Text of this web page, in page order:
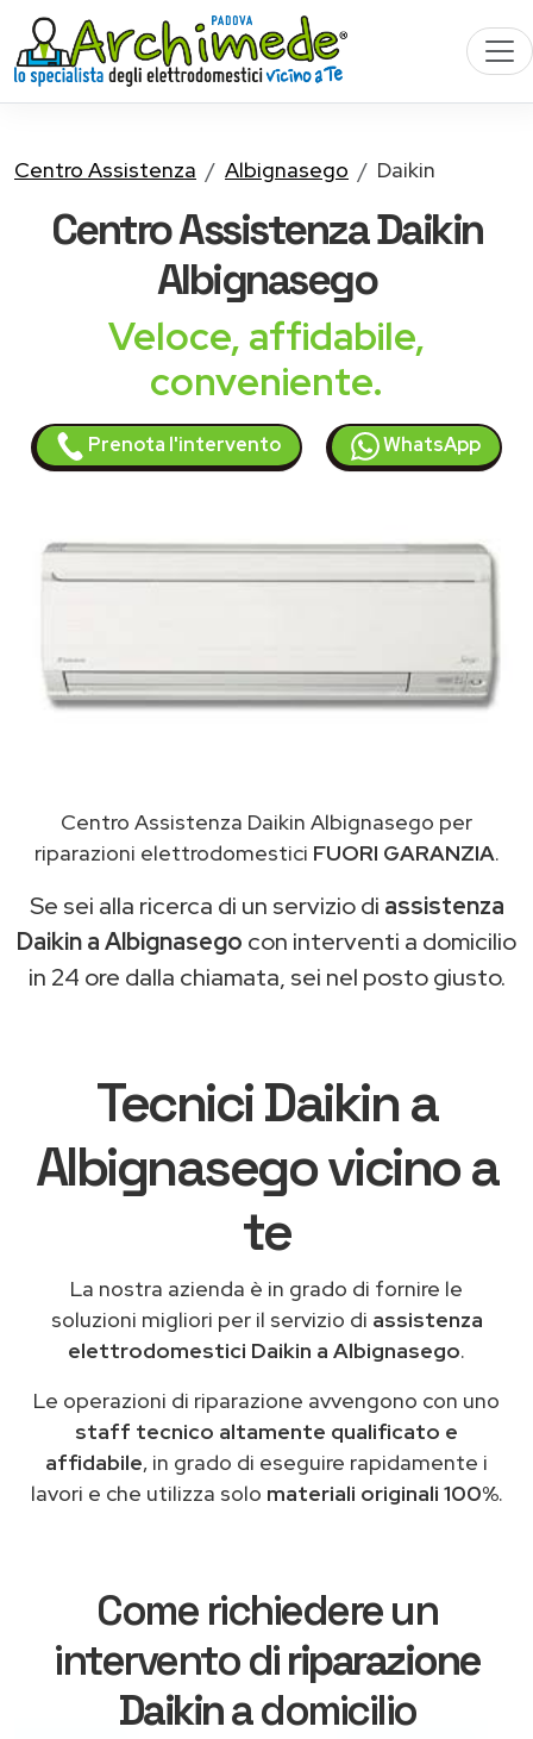
Centro Assistenza Albignasego Daikin
Centro AssistenzaDaikin
Albignasego
Veloce, affidabile,
conveniente.
Prenota l'intervento WhatsApp
Centro Assistenza Daikin Albignasego per
riparazioni elettrodomestici FUORI GARANZIA.
Se sei alla ricerca di un servizio di assistenza
Daikin a Albignasego con interventi a domicilio
in 24 ore dalla chiamata, sei nel posto giusto.
Tecnici Daikin a
Albignasego vicino a
te
La nostra azienda è in grado di fornire le
soluzioni migliori per il servizio di assistenza
elettrodomestici Daikin a Albignasego.
Le operazioni di riparazione avvengono con uno
staff tecnico altamente qualificato e
affidabile, in grado di eseguire rapidamente i
lavori e che utilizza solo materiali originali 100%.
Come richiedere un
intervento diriparazione
Daikina domicilio